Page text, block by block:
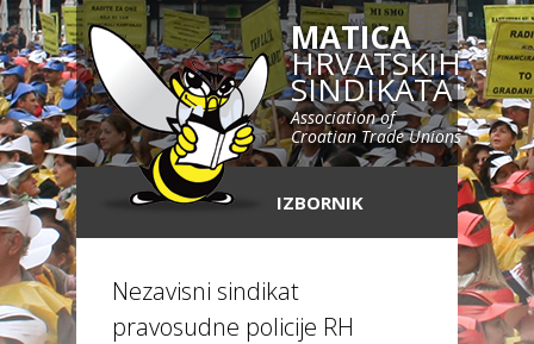
MATICA
HRVATSKIH
SINDIKATA
Association of
Croatian Trade Unions
IZBORNIK
Nezavisni sindikat
pravosudne policije RH